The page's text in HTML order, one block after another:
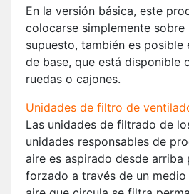
En la versión básica, este
colocarse simplemente sobre
supuesto, también es
de base, que está disponible
ruedas o cajones.
Unidades de filtro de
Las unidades de filtrado de
unidades responsables de
aire es aspirado desde
forzado a través de un